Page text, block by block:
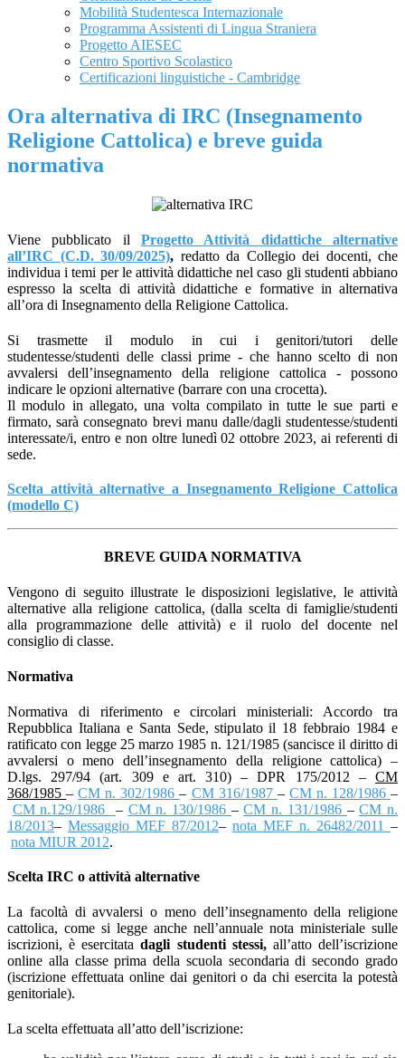
Mobilità Studentesca Internazionale
Programma Assistenti di Lingua Straniera
Progetto AIESEC
Centro Sportivo Scolastico
Certificazioni linguistiche - Cambridge
Ora alternativa di IRC (Insegnamento
Religione Cattolica) e breve guida
normativa
Viene pubblicato il Progetto Attività didattiche alternative
all’IRC (C.D. 30/09/2025), redatto da Collegio dei docenti, che
individua i temi per le attività didattiche nel caso gli studenti abbiano
espresso la scelta di attività didattiche e formative in alternativa
all’ora di Insegnamento della Religione Cattolica.
Si trasmette il modulo in cui i genitori/tutori delle
studentesse/studenti delle classi prime - che hanno scelto di non
avvalersi dell’insegnamento della religione cattolica - possono
indicare le opzioni alternative (barrare con una crocetta).
Il modulo in allegato, una volta compilato in tutte le sue parti e
firmato, sarà consegnato brevi manu dalle/dagli studentesse/studenti
interessate/i, entro e non oltre lunedì 02 ottobre 2023, ai referenti di
sede.
Scelta attività alternative a Insegnamento Religione Cattolica
(modello C)
BREVE GUIDA NORMATIVA
Vengono di seguito illustrate le disposizioni legislative, le attività
alternative alla religione cattolica, (dalla scelta di famiglie/studenti
alla programmazione delle attività) e il ruolo del docente nel
consiglio di classe.
Normativa
Normativa di riferimento e circolari ministeriali: Accordo tra
Repubblica Italiana e Santa Sede, stipulato il 18 febbraio 1984 e
ratificato con legge 25 marzo 1985 n. 121/1985 (sancisce il diritto di
avvalersi o meno dell’insegnamento della religione cattolica) –
D.lgs. 297/94 (art. 309 e art. 310) – DPR 175/2012 –CM
368/1985–CM n. 302/1986– CM 316/1987 – CM n. 128/1986–
CM n.129/1986 – CM n. 130/1986 –CM n. 131/1986 –CM n.
18/2013– Messaggio MEF 87/2012– nota MEF n. 26482/2011 –
nota MIUR 2012.
Scelta IRC o attività alternative
La facoltà di avvalersi o meno dell’insegnamento della religione
cattolica, come si legge anche nell’annuale nota ministeriale sulle
iscrizioni, è esercitatadagli studenti stessi, all’atto dell’iscrizione
online alla classe prima della scuola secondaria di secondo grado
(iscrizione effettuata online dai genitori o da chi esercita la potestà
genitoriale).
La scelta effettuata all’atto dell’iscrizione: